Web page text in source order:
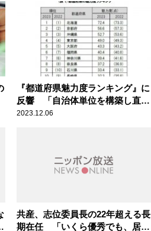
『都道府県魅力度ランキング』に
反響 「自治体単位を構築し直す
時期にきている」辛坊治郎が持論
2023.12.06
共産、志位委員長の22年超える長
期在任 「いくら優秀でも、居座